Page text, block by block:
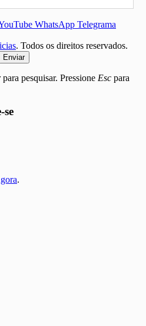
WhatsApp Telegrama
. Todos os direitos reservados.
Enviar
para pesquisar. Pressione Esc para
se
.